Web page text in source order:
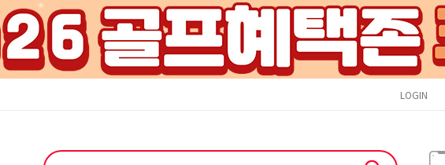
LOGIN